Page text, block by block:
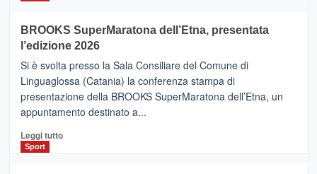
con
la
Al
via
i
collegamenti
BROOKS SuperMaratona dell’Etna, presentata
l’edizione 2026
Si è svolta presso la Sala Consiliare del Comune di
Linguaglossa (Catania) la conferenza stampa di
presentazione della BROOKS SuperMaratona dell’Etna, un
appuntamento destinato a...
Leggi tuttoLeggi
Sport